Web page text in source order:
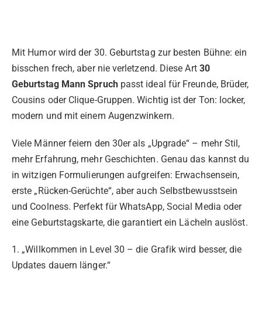
Mit Humor wird der 30. Geburtstag zur besten Bühne: ein
bisschen frech, aber nie verletzend. Diese Art 30
Geburtstag Mann Spruchpasst ideal für Freunde, Brüder,
Cousins oder Clique-Gruppen. Wichtig ist der Ton: locker,
modern und mit einem Augenzwinkern.
Viele Männer feiern den 30er als „Upgrade“ – mehr Stil,
mehr Erfahrung, mehr Geschichten. Genau das kannst du
in witzigen Formulierungen aufgreifen: Erwachsensein,
erste „Rücken-Gerüchte“, aber auch Selbstbewusstsein
und Coolness. Perfekt für WhatsApp, Social Media oder
eine Geburtstagskarte, die garantiert ein Lächeln auslöst.
1. „Willkommen in Level 30 – die Grafik wird besser, die
Updates dauern länger.“